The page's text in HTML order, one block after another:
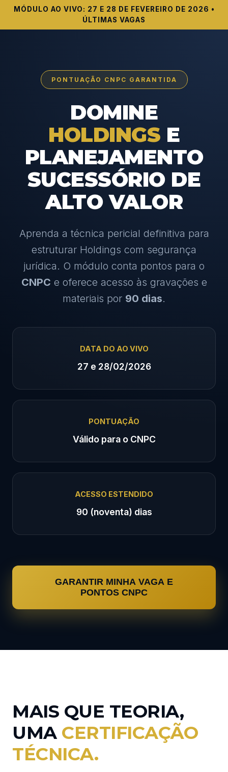
MÓDULO AO VIVO: 27 E 28 DE FEVEREIRO DE 2026 •
ÚLTIMAS VAGAS
PONTUAÇÃO CNPC GARANTIDA
DOMINE
HOLDINGS E
PLANEJAMENTO
SUCESSÓRIO DE
ALTO VALOR
Aprenda a técnica pericial definitiva para
estruturar Holdings com segurança
jurídica. O módulo conta pontos para o
CNPC e oferece acesso às gravações e
materiais por 90 dias.
DATA DO AO VIVO
27 e 28/02/2026
PONTUAÇÃO
Válido para o CNPC
ACESSO ESTENDIDO
90 (noventa) dias
GARANTIR MINHA VAGA E
PONTOS CNPC
MAIS QUE TEORIA,
UMA CERTIFICAÇÃO
TÉCNICA.